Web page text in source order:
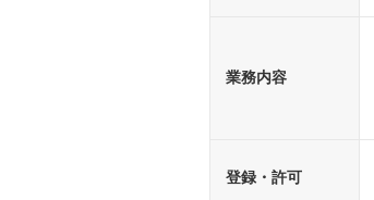
業務内容
登録・許可